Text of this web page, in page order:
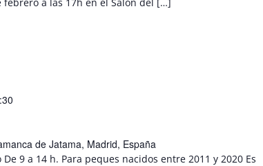
de Jatama, Madrid, España
9 a 14 h. Para peques nacidos entre 2011 y 2020 Es